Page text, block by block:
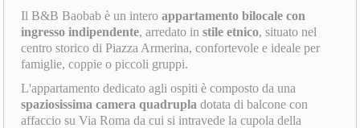
Il B&B Baobab è un interoappartamento bilocale con
ingresso indipendente, arredato instile etnico, situato nel
centro storico di Piazza Armerina, confortevole e ideale per
famiglie, coppie o piccoli gruppi.
L'appartamento dedicato agli ospiti è composto da una
spaziosissima camera quadrupla dotata di balcone con
affaccio su Via Roma da cui si intravede la cupola della